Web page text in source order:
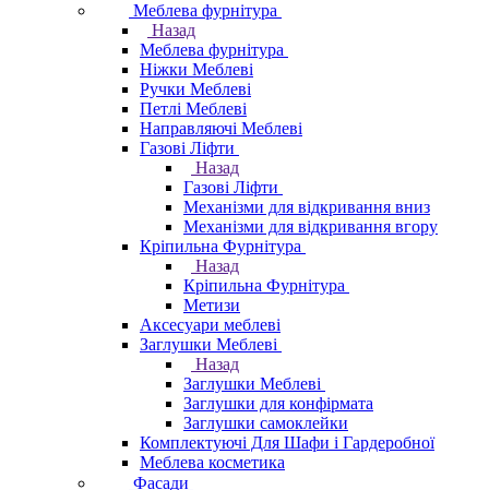
Меблева фурнітура
Назад
Меблева фурнітура
Ніжки Меблеві
Ручки Меблеві
Петлі Меблеві
Направляючі Меблеві
Газові Ліфти
Назад
Газові Ліфти
Механізми для відкривання вниз
Механізми для відкривання вгору
Кріпильна Фурнітура
Назад
Кріпильна Фурнітура
Метизи
Аксесуари меблеві
Заглушки Меблеві
Назад
Заглушки Меблеві
Заглушки для конфірмата
Заглушки самоклейки
Комплектуючі Для Шафи і Гардеробної
Меблева косметика
Фасади